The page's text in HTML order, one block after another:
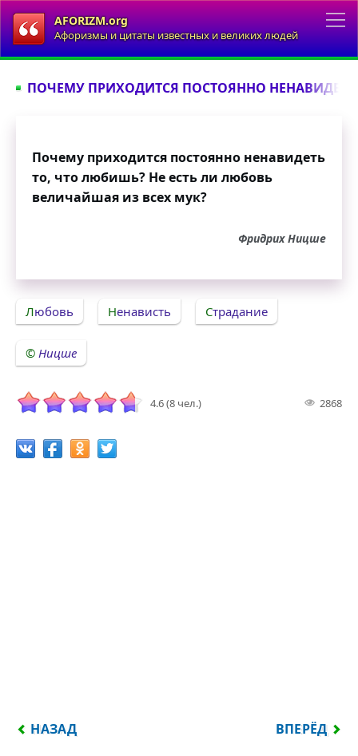
AFORIZM.org
Афоризмы и цитаты известных и великих людей
ПОЧЕМУ ПРИХОДИТСЯ ПОСТОЯННО
Почему приходится постоянно ненавидеть
то, что любишь? Не есть ли любовь
величайшая из всех мук?
Фридрих Ницше
Любовь Ненависть Страдание
Ницше
4.6 (8 чел.) 2868
ПРЕДЫДУЩИЙ: КАЖДЫЙ МАЛЕЙШИЙ ШАГ НА
НАЗАД ВПЕРЁД